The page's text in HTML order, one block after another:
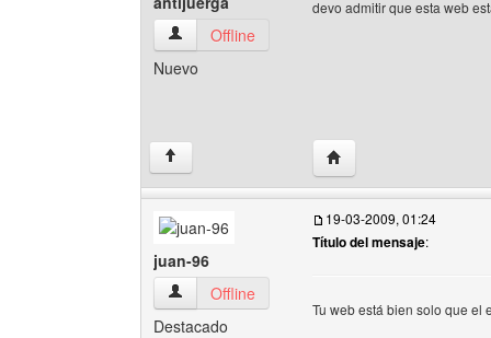
antijuerga Ver perfil del usuario
Offline
Nuevo
devo admitir que esta web
↑ Visitar sitio web del
juan-96
juan-96 Ver perfil del usuario
Offline
Destacado
19-03-2009, 01:24
Título del mensaje:
Tu web está bien solo que el